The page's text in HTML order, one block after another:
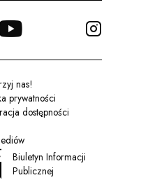
YOUTUBE
nas!
prywatności
dostępności
Biuletyn Informacji
Publicznej